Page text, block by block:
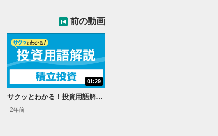
前の動画
01:29
サクッとわかる！投資用語解説〈投信編〉～積立投資～
2年前